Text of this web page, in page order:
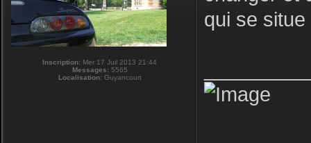
Inscription: Mer 17 Juil 2013 21:44
Messages:5565
Localisation:Guyancourt
qui se